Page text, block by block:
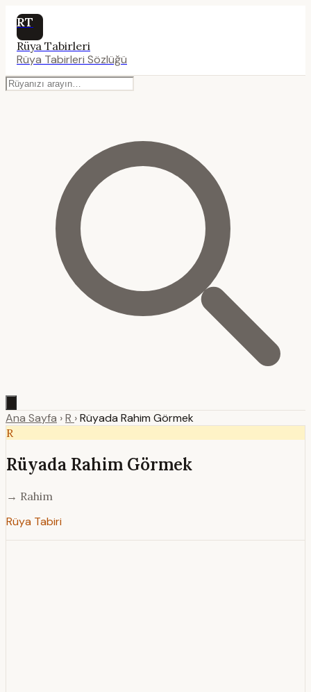
RT
Rüya Tabirleri
Rüya Tabirleri Sözlüğü
Ana Sayfa ›R ›Rüyada Rahim Görmek
R
Rüyada Rahim Görmek
→ Rahim
Rüya Tabiri